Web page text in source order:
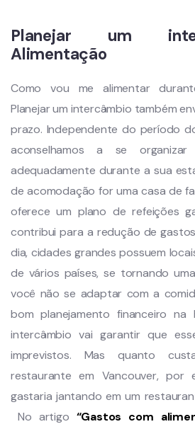
Planejar um
Alimentação
Como vou me alimentar
Planejar um intercâmbio também
prazo. Independente do período
aconselhamos a se
adequadamente durante a sua
de acomodação for uma casa de
oferece um plano de refeições
contribui para a redução de
dia, cidades grandes possuem
de vários países, se tornando
você não se adaptar com a
bom planejamento financeiro
intercâmbio vai garantir que
imprevistos. Mas quanto
restaurante em Vancouver, por
gastaria jantando em um
No artigo “Gastos com